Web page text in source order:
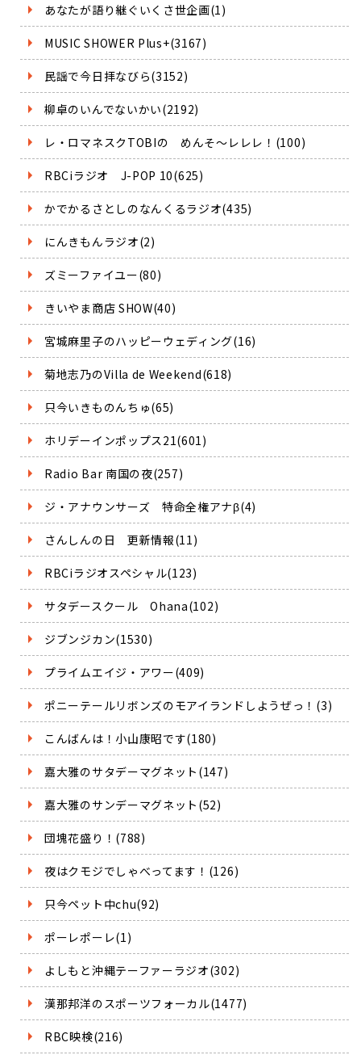
あなたが語り継ぐいくさ世企画(1)
MUSIC SHOWER Plus+(3167)
民謡で今日拝なびら(3152)
柳卓のいんでないかい(2192)
レ・ロマネスクTOBIの めんそ～レレレ！(100)
RBCiラジオ J-POP 10(625)
かでかるさとしのなんくるラジオ(435)
にんきもんラジオ(2)
ズミーファイユー(80)
きいやま商店 SHOW(40)
宮城麻里子のハッピーウェディング(16)
菊地志乃のVilla de Weekend(618)
只今いきものんちゅ(65)
ホリデーインポップス21(601)
Radio Bar 南国の夜(257)
ジ・アナウンサーズ 特命全権アナβ(4)
さんしんの日 更新情報(11)
RBCiラジオスペシャル(123)
サタデースクール Ohana(102)
ジブンジカン(1530)
プライムエイジ・アワー(409)
ポニーテールリボンズのモアイランドしようぜっ！(3)
こんばんは！小山康昭です(180)
嘉大雅のサタデーマグネット(147)
嘉大雅のサンデーマグネット(52)
団塊花盛り！(788)
夜はクモジでしゃべってます！(126)
只今ペット中chu(92)
ポーレポーレ(1)
よしもと沖縄テーファーラジオ(302)
漢那邦洋のスポーツフォーカル(1477)
RBC映検(216)